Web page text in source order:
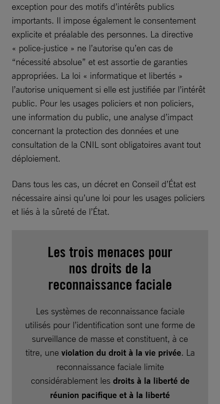
exception pour des motifs d’intérêts publics
importants. Il impose également le consentement
explicite et préalable des personnes. La directive
« police-justice » ne l’autorise qu’en cas de
“nécessité absolue” et est assortie de garanties
appropriées. La loi « informatique et libertés »
l’autorise uniquement si elle est justifiée par l’intérêt
public. Pour les usages policiers et non policiers,
une information du public, une analyse d’impact
concernant la protection des données et une
consultation de la CNIL sont obligatoires avant tout
déploiement.
Dans tous les cas, un décret en Conseil d’État est
nécessaire ainsi qu’une loi pour les usages policiers
et liés à la sûreté de l’État.
Les trois menaces pour
nos droits de la
reconnaissance faciale
Les systèmes de reconnaissance faciale
utilisés pour l’identification sont une forme de
surveillance de masse et constituent, à ce
titre, une violation du droit à la vie privée. La
reconnaissance faciale limite
considérablement les droits à la liberté de
réunion pacifique et à la liberté